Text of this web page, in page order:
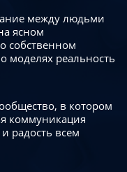
между людьми
ясном
собственном
моделях реальность
в котором
коммуникация
радость всем